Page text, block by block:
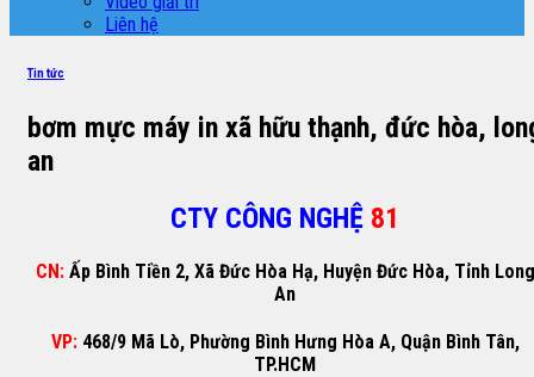
Liên hệ
Tin tức
bơm mực máy in xã hữu thạnh, đức hòa,
an
CTY CÔNG NGHỆ 81
CN: Ấp Bình Tiền 2, Xã Đức Hòa Hạ, Huyện Đức Hòa, Tỉnh Long
An
VP: 468/9 Mã Lò, Phường Bình Hưng Hòa A, Quận Bình Tân,
TP.HCM